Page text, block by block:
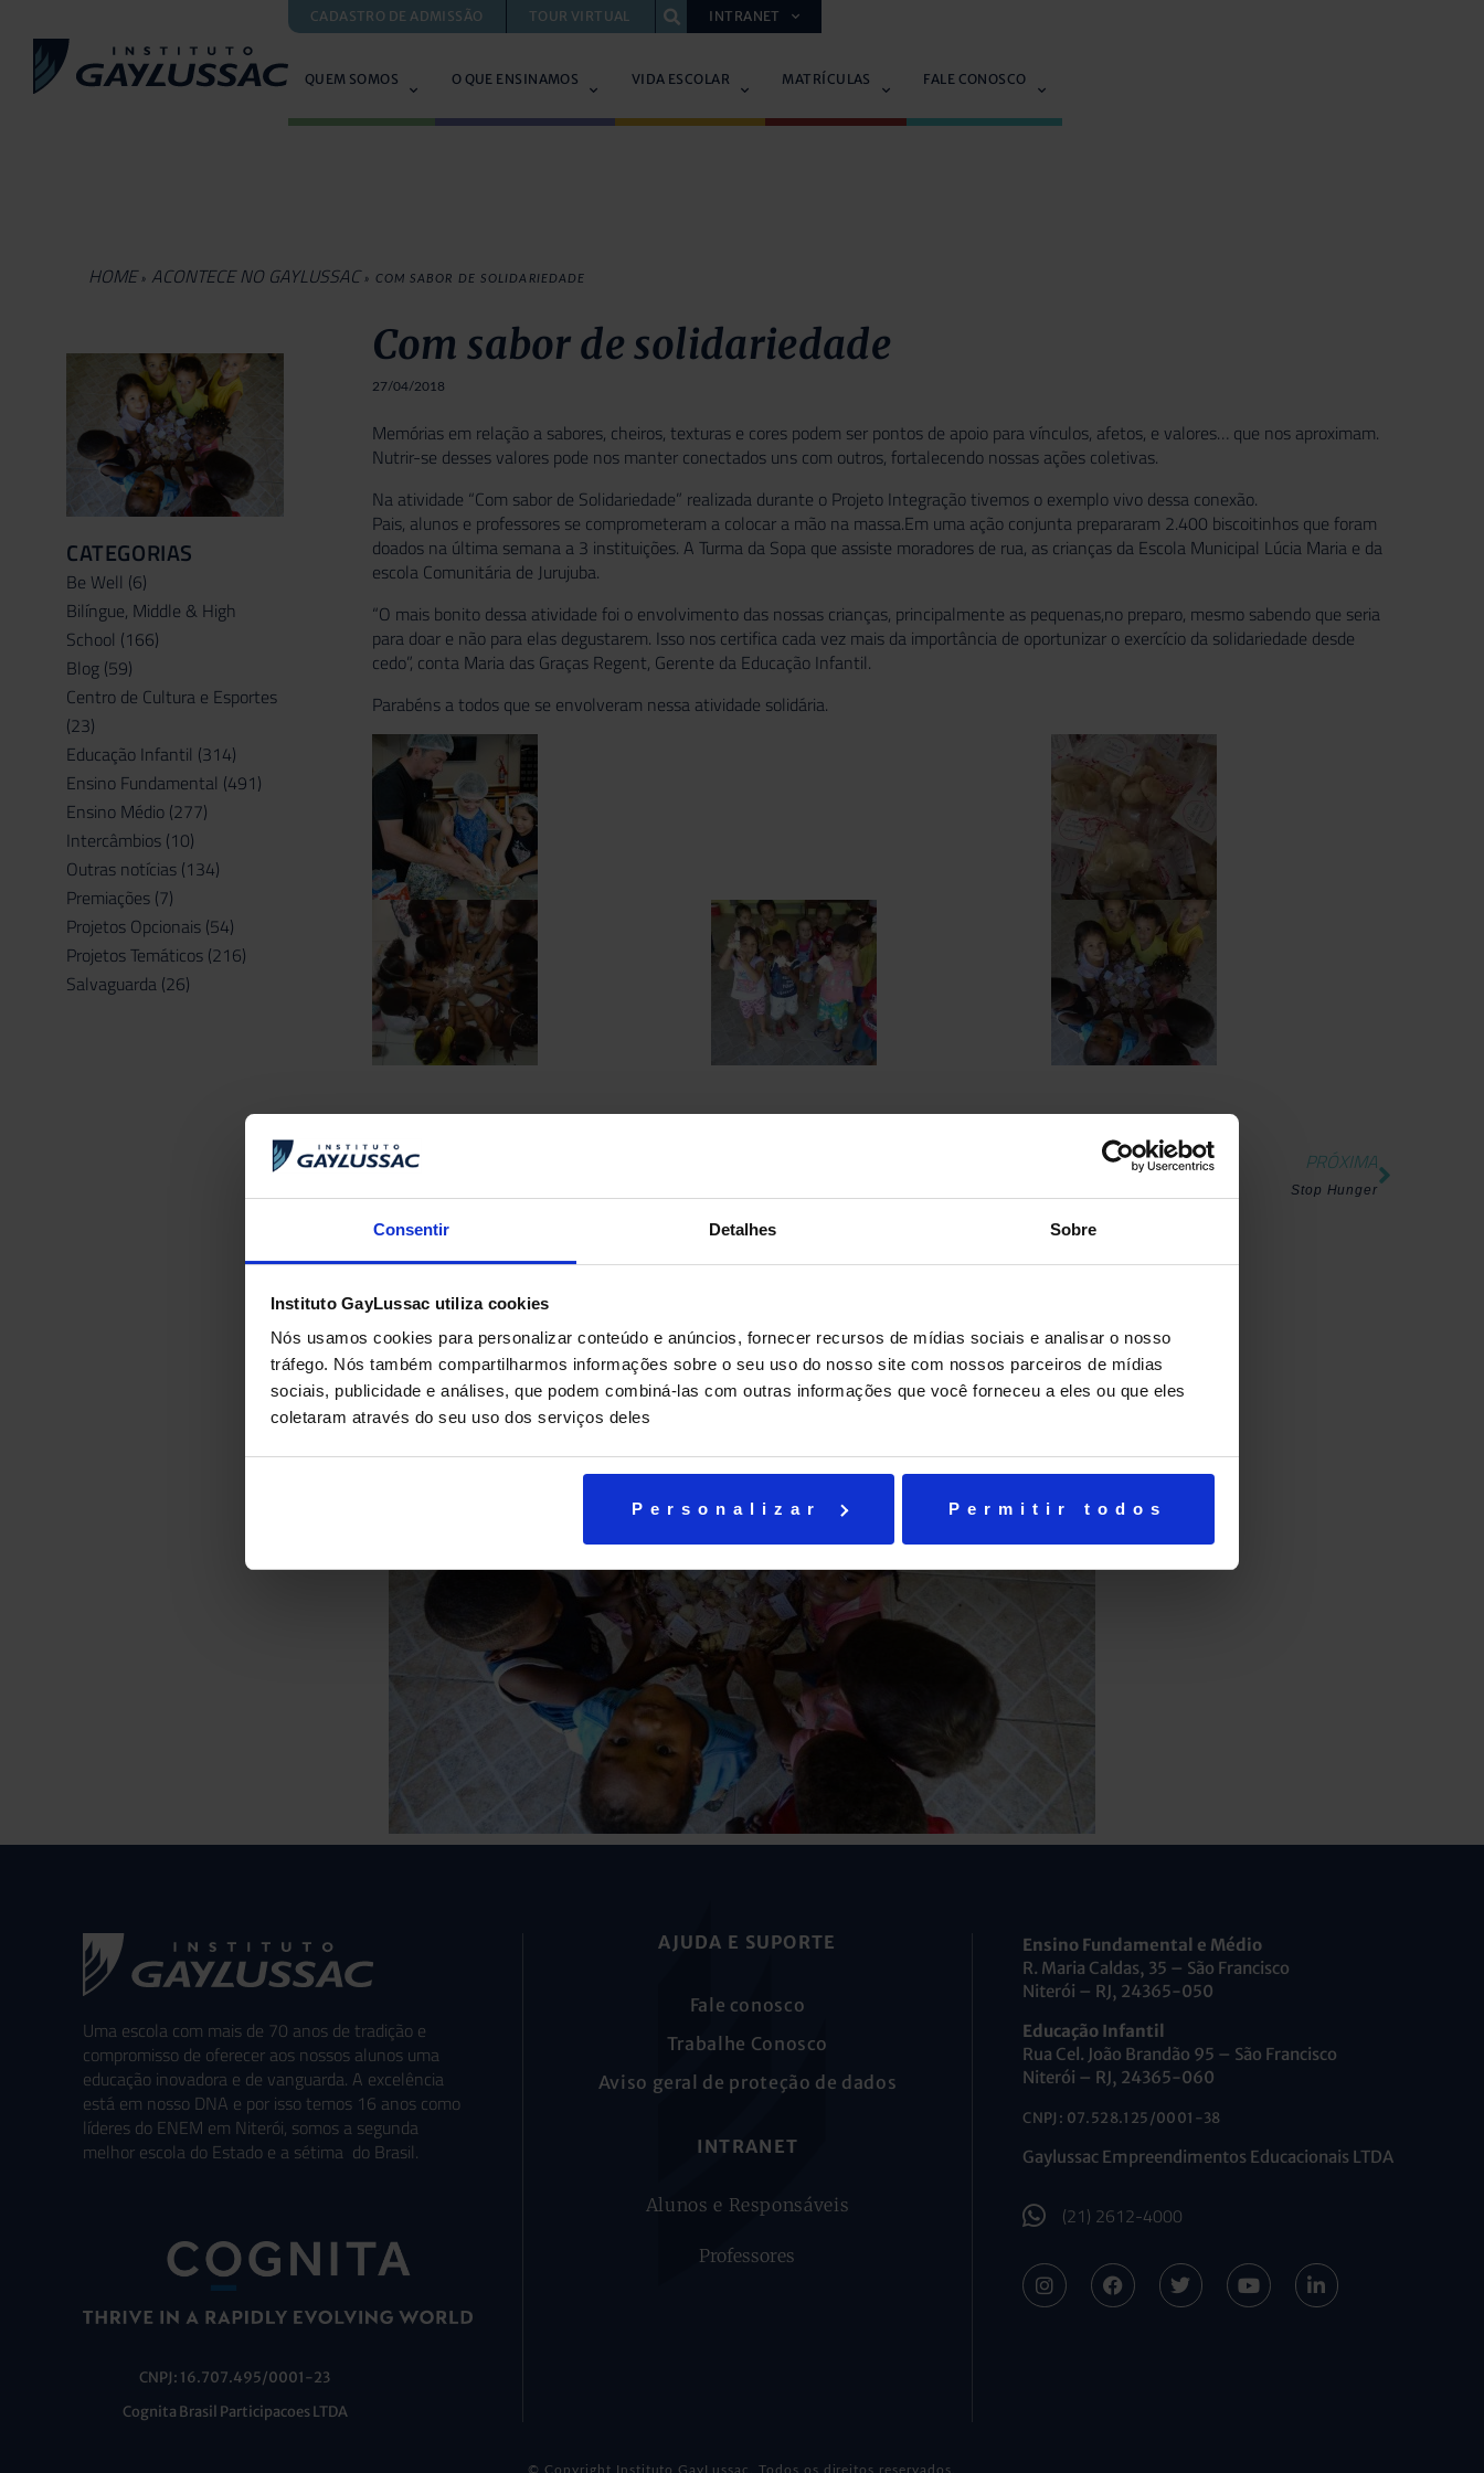
Consentir Detalhes Sobre
Instituto GayLussac utiliza cookies
Nós usamos cookies para personalizar conteúdo e anúncios, fornecer recursos de mídias sociais e analisar o nosso
tráfego. Nós também compartilharmos informações sobre o seu uso do nosso site com nossos parceiros de mídias
sociais, publicidade e análises, que podem combiná-las com outras informações que você forneceu a eles ou que eles
coletaram através do seu uso dos serviços deles
Personalizar Permitir todos
CADASTRO DE ADMISSÃO TOUR VIRTUAL INTRANET
QUEM SOMOS O QUE ENSINAMOS VIDA ESCOLAR MATRÍCULAS FALE CONOSCO
HOME » ACONTECE NO GAYLUSSAC » COM SABOR DE SOLIDARIEDADE
CATEGORIAS
Be Well (6)
Bilíngue, Middle & High
School (166)
Blog (59)
Centro de Cultura e Esportes
(23)
Educação Infantil (314)
Ensino Fundamental (491)
Ensino Médio (277)
Intercâmbios (10)
Outras notícias (134)
Premiações (7)
Projetos Opcionais (54)
Projetos Temáticos (216)
Salvaguarda (26)
Com sabor de solidariedade
27/04/2018
Memórias em relação a sabores, cheiros, texturas e cores podem ser pontos de apoio para vínculos, afetos, e valores… que nos aproximam.
Nutrir-se desses valores pode nos manter conectados uns com outros, fortalecendo nossas ações coletivas.
Na atividade “Com sabor de Solidariedade” realizada durante o Projeto Integração tivemos o exemplo vivo dessa conexão.
Pais, alunos e professores se comprometeram a colocar a mão na massa.Em uma ação conjunta prepararam 2.400 biscoitinhos que foram
doados na última semana a 3 instituições. A Turma da Sopa que assiste moradores de rua, as crianças da Escola Municipal Lúcia Maria e da
escola Comunitária de Jurujuba.
“O mais bonito dessa atividade foi o envolvimento das nossas crianças, principalmente as pequenas,no preparo, mesmo sabendo que seria
para doar e não para elas degustarem. Isso nos certifica cada vez mais da importância de oportunizar o exercício da solidariedade desde
cedo”, conta Maria das Graças Regent, Gerente da Educação Infantil.
Parabéns a todos que se envolveram nessa atividade solidária.
ANTERIOR PRÓXIMA
Stop Hunger
Uma escola com mais de 70 anos de tradição e
compromisso de oferecer aos nossos alunos uma
educação inovadora e de vanguarda. A excelência
está em nosso DNA e por isso temos 16 anos como
líderes do ENEM em Niterói, somos a segunda
melhor escola do Estado e a sétima do Brasil.
CNPJ: 16.707.495/0001-23
Cognita Brasil Participacoes LTDA
AJUDA E SUPORTE
Fale conosco
Trabalhe Conosco
Aviso geral de proteção de dados
INTRANET
Alunos e Responsáveis
Professores
Ensino Fundamental e Médio
R. Maria Caldas, 35 – São Francisco
Niterói – RJ, 24365-050
Educação Infantil
Rua Cel. João Brandão 95 – São Francisco
Niterói – RJ, 24365-060
CNPJ: 07.528.125/0001-38
Gaylussac Empreendimentos Educacionais LTDA
(21) 2612-4000
© Copyright Instituto GayLussac. Todos os direitos reservados.